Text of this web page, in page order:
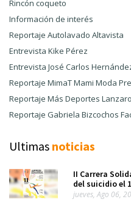
Rincón coqueto
Información de interés
Reportaje Autolavado Altavista
Entrevista Kike Pérez
Entrevista José Carlos
Reportaje MimaT Mami Moda
Reportaje Más Deportes
Reportaje Gabriela Bizcochos
Ultimas noticias
II Carrera
del suicidio el
jueves, Ago 06,